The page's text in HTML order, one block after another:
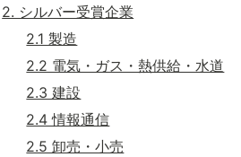
2. シルバー受賞企業
2.1 製造
2.2 電気・ガス・熱供給・水道
2.3 建設
2.4 情報通信
2.5 卸売・小売